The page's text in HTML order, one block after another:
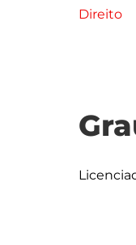
Direito